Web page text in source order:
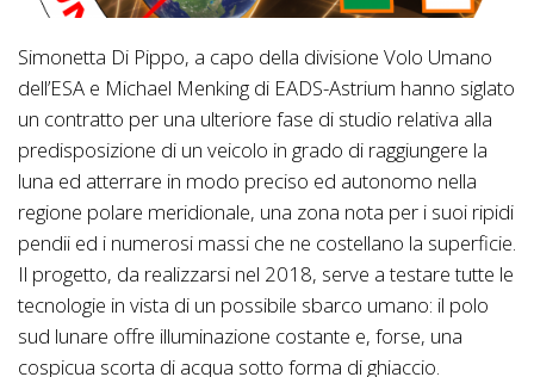
Simonetta Di Pippo, a capo della divisione Volo Umano
dell’ESA e Michael Menking di EADS-Astrium hanno siglato
un contratto per una ulteriore fase di studio relativa alla
predisposizione di un veicolo in grado di raggiungere la
luna ed atterrare in modo preciso ed autonomo nella
regione polare meridionale, una zona nota per i suoi ripidi
pendii ed i numerosi massi che ne costellano la superficie.
Il progetto, da realizzarsi nel 2018, serve a testare tutte le
tecnologie in vista di un possibile sbarco umano: il polo
sud lunare offre illuminazione costante e, forse, una
cospicua scorta di acqua sotto forma di ghiaccio.